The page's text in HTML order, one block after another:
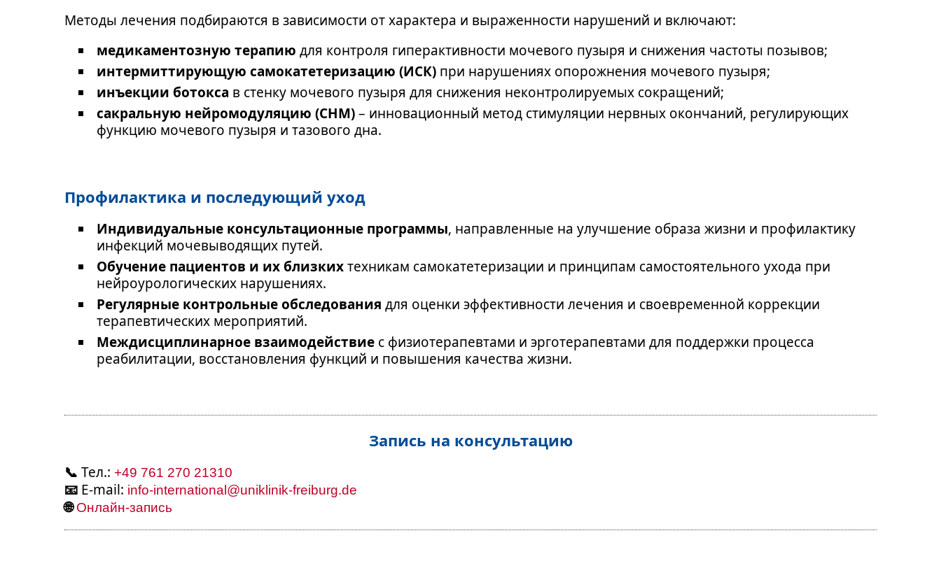
Методы лечения подбираются в зависимости от характера и выраженности нарушений и включают:
медикаментозную терапию для контроля гиперактивности мочевого пузыря и снижения частоты позывов;
интермиттирующую самокатетеризацию (ИСК) при нарушениях опорожнения мочевого пузыря;
инъекции ботокса в стенку мочевого пузыря для снижения неконтролируемых сокращений;
cакральную нейромодуляцию (СНМ)– инновационный метод стимуляции нервных окончаний, регулирующих
функцию мочевого пузыря и тазового дна.
Профилактика и последующий уход
Индивидуальные консультационные программы, направленные на улучшение образа жизни и профилактику
инфекций мочевыводящих путей.
Обучение пациентов и их близкихтехникам самокатетеризации и принципам самостоятельного ухода при
нейроурологических нарушениях.
Регулярные контрольные обследования для оценки эффективности лечения и своевременной коррекции
терапевтических мероприятий.
Междисциплинарное взаимодействие с физиотерапевтами и эрготерапевтами для поддержки процесса
реабилитации, восстановления функций и повышения качества жизни.
Запись на консультацию
📞 Тел.: +49 761 270 21310
📧 E-mail: info-international@uniklinik-freiburg.de
🌐Онлайн-запись